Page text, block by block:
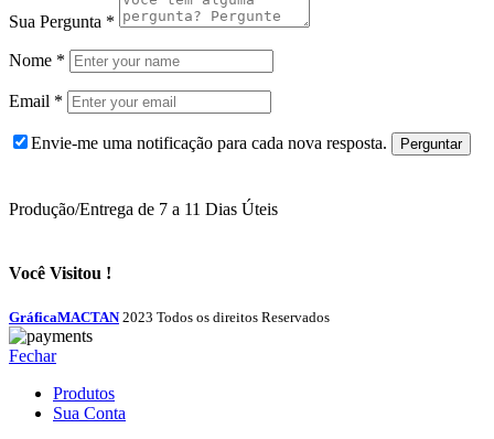
Sua Pergunta *
Nome *
Email *
Envie-me uma notificação para cada nova resposta.
Produção/Entrega de 7 a 11 Dias Úteis
Você Visitou !
GráficaMACTAN 2023 Todos os direitos Reservados
Fechar
Produtos
Sua Conta